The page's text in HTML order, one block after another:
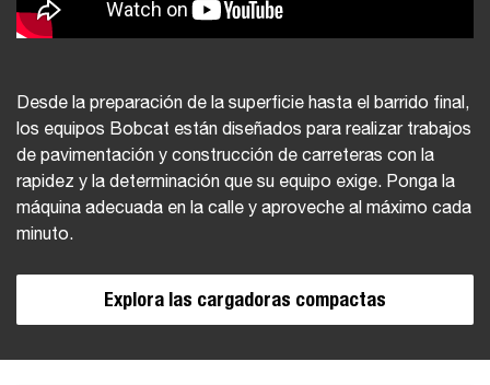
Desde la preparación de la superficie hasta el barrido final,
los equipos Bobcat están diseñados para realizar trabajos
de pavimentación y construcción de carreteras con la
rapidez y la determinación que su equipo exige. Ponga la
máquina adecuada en la calle y aproveche al máximo cada
minuto.
Explora las cargadoras compactas